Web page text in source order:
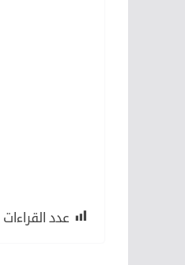
عدد القراءات